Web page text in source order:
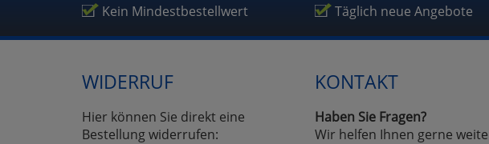
Kein Mindestbestellwert Täglich neue Angebote
WIDERRUF
Hier können Sie direkt eine
Bestellung widerrufen:
KONTAKT
Haben Sie Fragen?
Wir helfen Ihnen gerne
Umfragetools